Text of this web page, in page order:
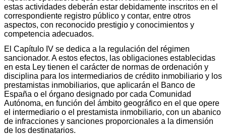
estas actividades deberán estar debidamente inscritos en el
correspondiente registro público y contar, entre otros
aspectos, con reconocido prestigio y conocimientos y
competencia adecuados.
El Capítulo IV se dedica a la regulación del régimen
sancionador. A estos efectos, las obligaciones establecidas
en esta Ley tienen el carácter de normas de ordenación y
disciplina para los intermediarios de crédito inmobiliario y los
prestamistas inmobiliarios, que aplicarán el Banco de
España o el órgano designado por cada Comunidad
Autónoma, en función del ámbito geográfico en el que opere
el intermediario o el prestamista inmobiliario, con un abanico
de infracciones y sanciones proporcionales a la dimensión
de los destinatarios.